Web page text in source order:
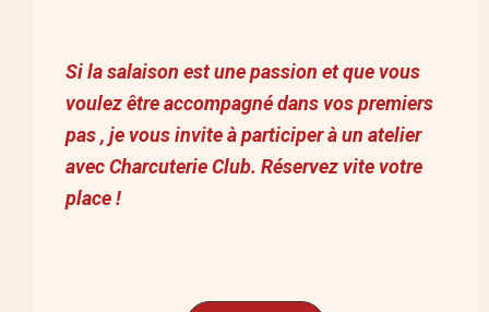
Si la salaison est une passion et que vous
voulez être accompagné dans vos premiers
pas , je vous invite à participer à un atelier
avec Charcuterie Club. Réservez vite votre
place !